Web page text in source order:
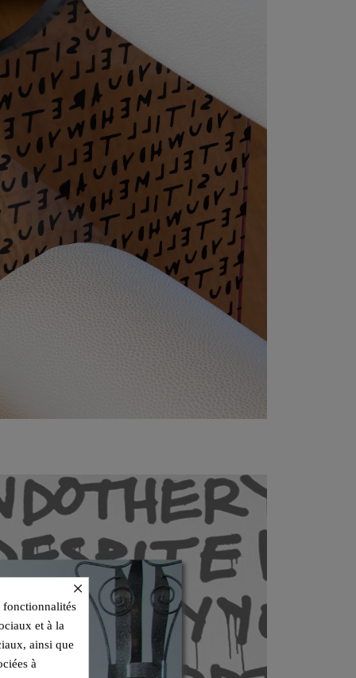
×
fonctionnalités
et à la
ainsi que
à